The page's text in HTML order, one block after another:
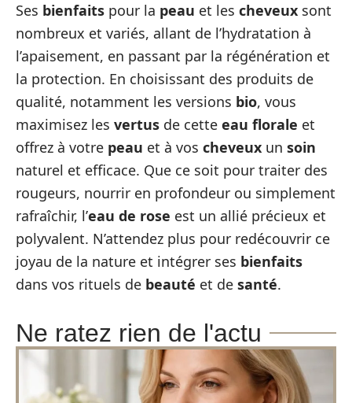
Ses bienfaits pour la peau et les cheveux sont
nombreux et variés, allant de l’hydratation à
l’apaisement, en passant par la régénération et
la protection. En choisissant des produits de
qualité, notamment les versions bio, vous
maximisez les vertus de cette eau florale et
offrez à votre peau et à vos cheveux un soin
naturel et efficace. Que ce soit pour traiter des
rougeurs, nourrir en profondeur ou simplement
rafraîchir, l’eau de rose est un allié précieux et
polyvalent. N’attendez plus pour redécouvrir ce
joyau de la nature et intégrer ses bienfaits
dans vos rituels de beauté et de santé.
Ne ratez rien de l'actu